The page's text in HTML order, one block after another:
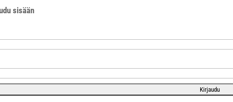
sisään